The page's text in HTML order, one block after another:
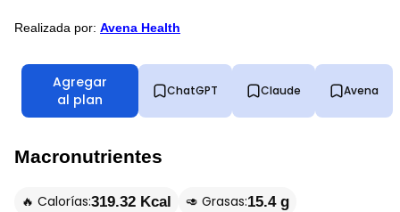
Realizada por: Avena Health
Agregar
al plan
ChatGPT Claude Avena
Macronutrientes
🔥 Calorías:319.32 Kcal 🥑 Grasas:15.4 g